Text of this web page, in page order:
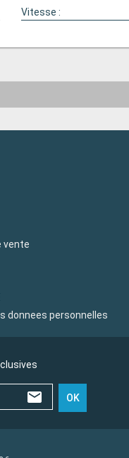
Vitesse :
vente
donnees personnelles
OK